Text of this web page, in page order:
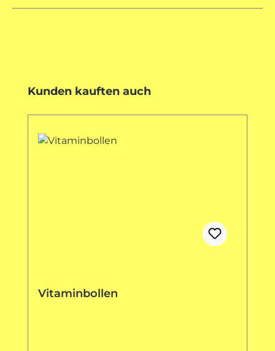
Produktgalerie überspringen
Kunden kauften auch
Vitaminbollen